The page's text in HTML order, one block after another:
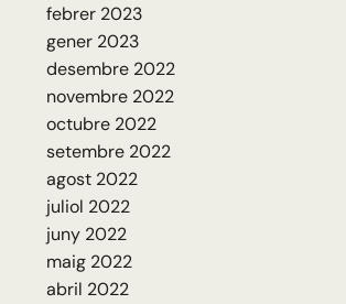
febrer 2023
gener 2023
desembre 2022
novembre 2022
octubre 2022
setembre 2022
agost 2022
juliol 2022
juny 2022
maig 2022
abril 2022